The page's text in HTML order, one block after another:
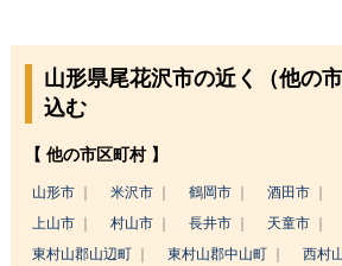
山形県尾花沢市の近く（他の
込む
【 他の市区町村 】
山形市 米沢市 鶴岡市 酒田市
上山市
村山市 長井市 天童市
東村山郡山辺町
東村山郡中山町
西村